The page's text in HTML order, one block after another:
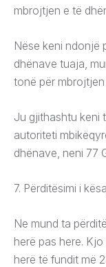
mbrojtjen e të
Nëse keni ndonjë
dhënave tuaja,
tonë për
Ju gjithashtu keni
autoriteti
dhënave, neni 77
7. Përditësimi i
Ne mund ta
herë pas here.
herë të fundit më